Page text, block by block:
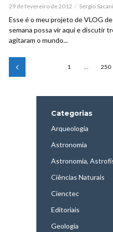
29 de fevereiro de 2012 Sérgio Sacani
Esse é o meu projeto de VLOG
semana possa vir aqui e discutir
agitaram o mundo...
1 … 250
Categorias
Arqueologia
Astronomia
Astronomia,
Ciências Naturais
Cienctec
Editoriais
Geologia